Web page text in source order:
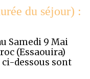
du séjour) :
Samedi 9 Mai
(Essaouira)
dessous sont